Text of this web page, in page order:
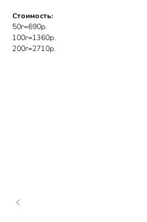
Стоимость:
50г=690р.
100г=1360р.
200г=2710р.